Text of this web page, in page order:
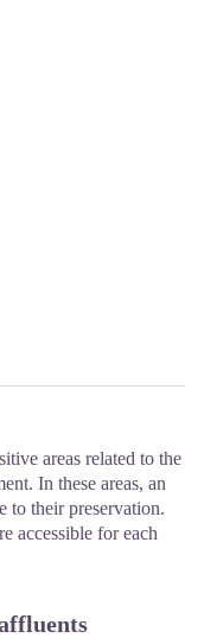
areas related to the
In these areas, an
to their preservation.
accessible for each